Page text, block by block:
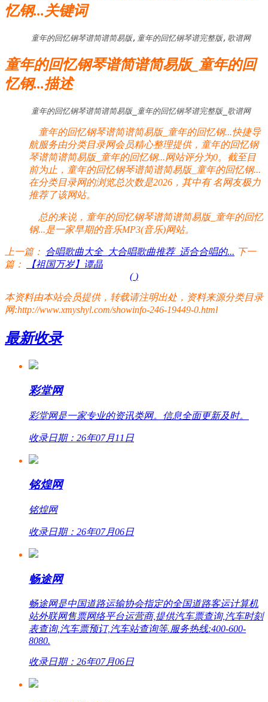
忆钢...关键词
童年的回忆钢琴谱简谱简易版,童年的回忆钢琴谱完整版,歌谱网
童年的回忆钢琴谱简谱简易版_童年的回
忆钢...描述
童年的回忆钢琴谱简谱简易版_童年的回忆钢琴谱完整版_歌谱网
童年的回忆钢琴谱简谱简易版_童年的回忆钢...快捷导
航服务由分类目录网会员精心整理提供，童年的回忆钢
琴谱简谱简易版_童年的回忆钢...网站评分为0。截至目
前为止，童年的回忆钢琴谱简谱简易版_童年的回忆钢...
在分类目录网的浏览总次数是2026，其中有名网友极力
推荐了该网站。
总的来说，童年的回忆钢琴谱简谱简易版_童年的回忆
钢...是一家早期的音乐MP3(音乐)网站。
上一篇： 合唱歌曲大全_大合唱歌曲推荐_适合合唱的... 下一
篇：
【祖国万岁】谭晶
( )
本资料由本站会员提供，转载请注明出处，资料来源分类目录
网:http://www.xmyshyl.com/showinfo-246-19449-0.html
最新收录
彩堂网
彩堂网是一家专业的资讯类网。信息全面更新及时。
收录日期：26年07月11日
铭煌网
铭煌网
收录日期：26年07月06日
畅途网
畅途网是中国道路运输协会指定的全国道路客运计算机
站外联网售票网络平台运营商,提供汽车票查询,汽车时刻
表查询,汽车票预订,汽车站查询等.服务热线:400-600-
8080.
收录日期：26年07月06日